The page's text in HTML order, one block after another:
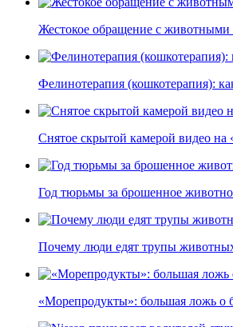
Жестокое обращение с животными
Фелинотерапия (кошкотерапия):
Снятое скрытой камерой видео
Год тюрьмы за брошенное
Почему люди едят трупы
«Морепродукты»: большая ложь о